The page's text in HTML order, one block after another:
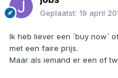
Geplaatst: 19 april
Ik heb liever een `buy now`
met een faire prijs.
Maar als iemand er een of